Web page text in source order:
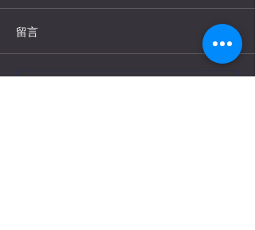
Progressive House是Trance、
House加上Vocal所融合而成
的新曲風。
留言